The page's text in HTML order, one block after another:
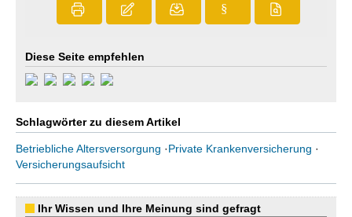
§
Diese Seite empfehlen
Schlagwörter zu diesem Artikel
Betriebliche Altersversorgung ·Private Krankenversicherung ·
Versicherungsaufsicht
Ihr Wissen und Ihre Meinung sind gefragt